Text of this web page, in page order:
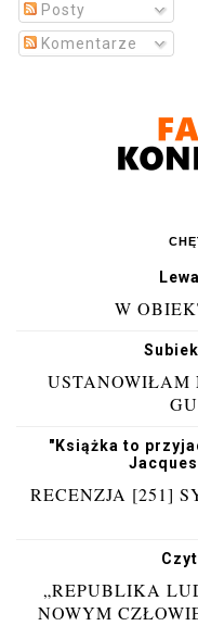
Posty
Komentarze
W
USTANOWIŁAM
"Książka to
RECENZJA [251]
„REPUBLIKA
NOWYM